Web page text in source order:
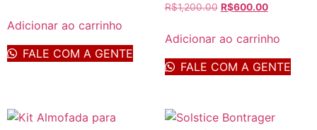
Adicionar ao carrinho
FALE COM A GENTE
R$1,200.00 R$600.00
Adicionar ao carrinho
FALE COM A GENTE